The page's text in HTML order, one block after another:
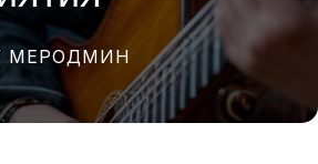
МЕРОДМИН